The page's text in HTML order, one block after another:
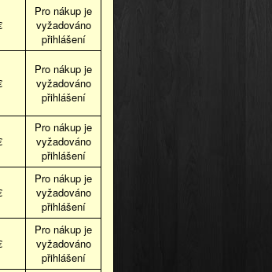
Pro nákup je
vyžadováno
přihlášení
Pro nákup je
vyžadováno
přihlášení
Pro nákup je
vyžadováno
přihlášení
Pro nákup je
vyžadováno
přihlášení
Pro nákup je
vyžadováno
přihlášení